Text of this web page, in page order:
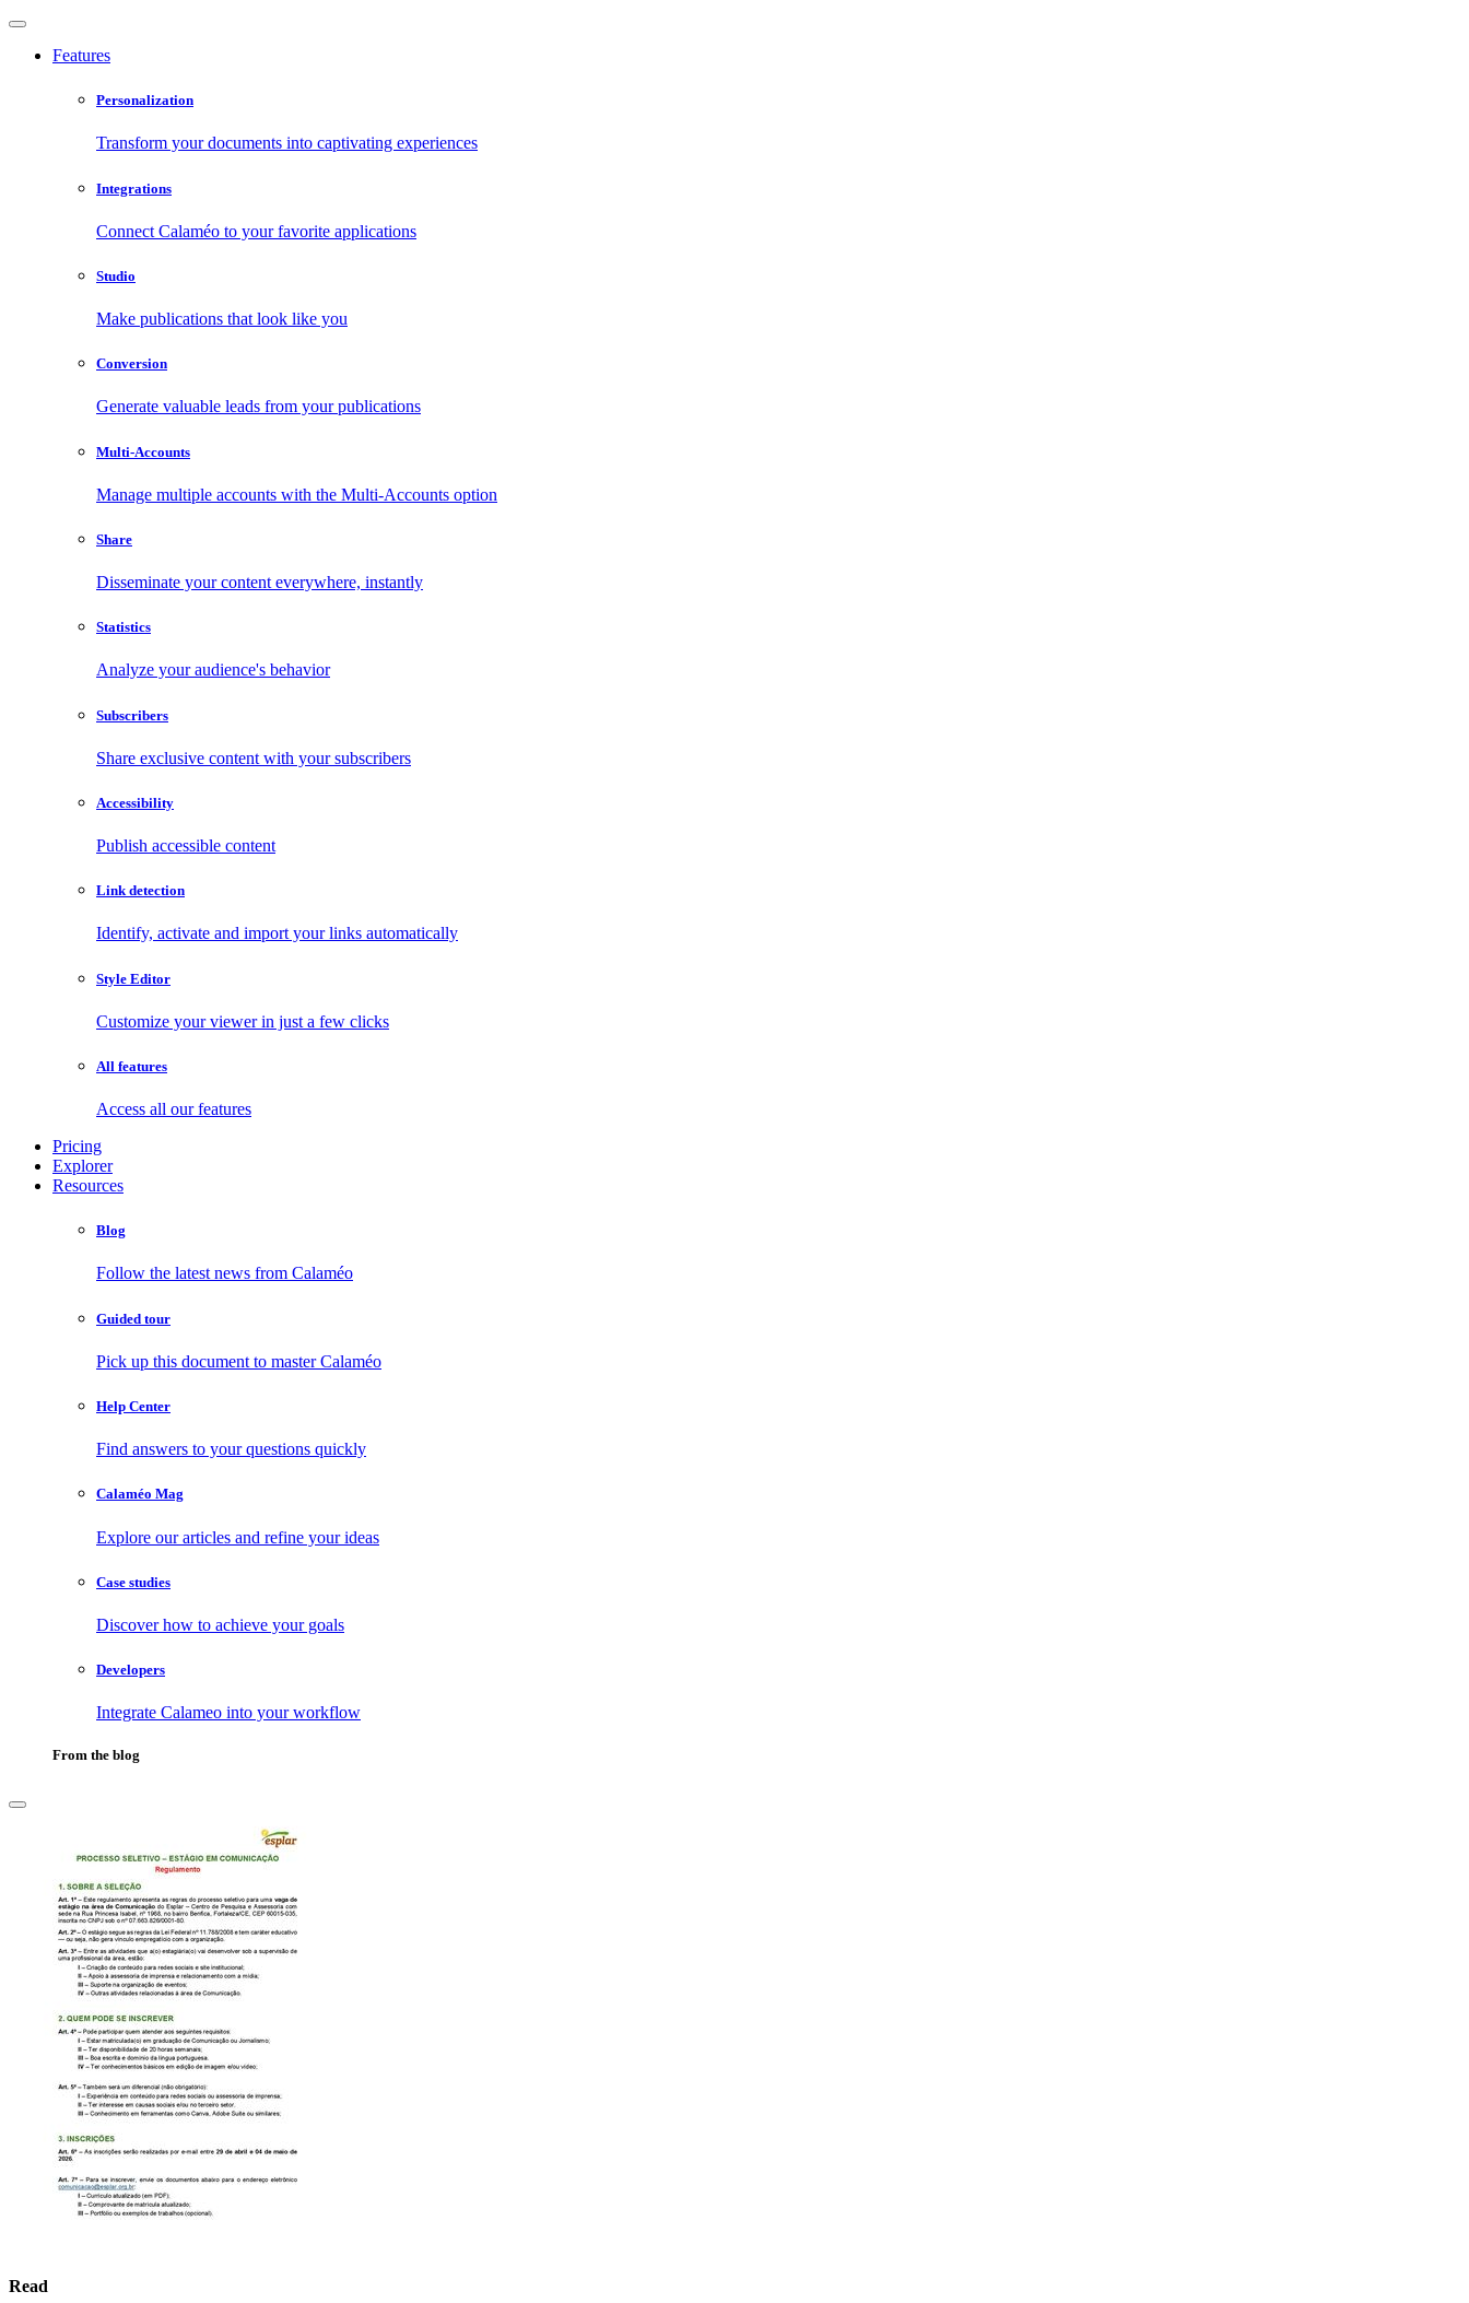
Features
Personalization
Transform your documents into captivating experiences
Integrations
Connect Calaméo to your favorite applications
Studio
Make publications that look like you
Conversion
Generate valuable leads from your publications
Multi-Accounts
Manage multiple accounts with the Multi-Accounts option
Share
Disseminate your content everywhere, instantly
Statistics
Analyze your audience's behavior
Subscribers
Share exclusive content with your subscribers
Accessibility
Publish accessible content
Link detection
Identify, activate and import your links automatically
Style Editor
Customize your viewer in just a few clicks
All features
Access all our features
Pricing
Explorer
Resources
Blog
Follow the latest news from Calaméo
Guided tour
Pick up this document to master Calaméo
Help Center
Find answers to your questions quickly
Calaméo Mag
Explore our articles and refine your ideas
Case studies
Discover how to achieve your goals
Developers
Integrate Calameo into your workflow
From the blog
Read